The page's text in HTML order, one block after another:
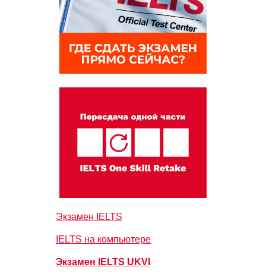
Экзамен IELTS
IELTS на компьютере
Экзамен IELTS UKVI